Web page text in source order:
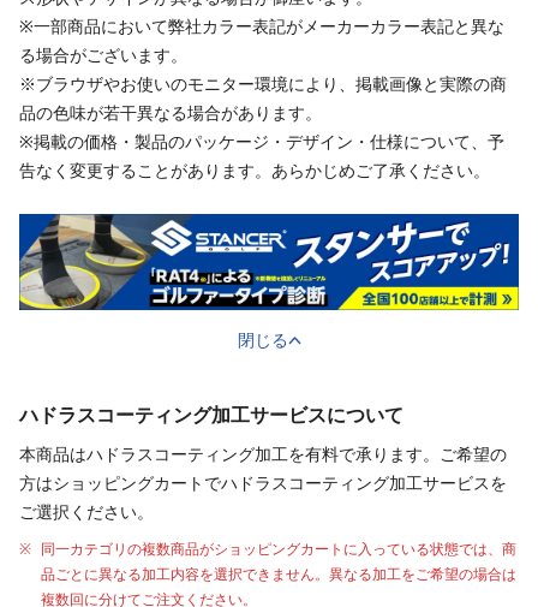
※一部商品において弊社カラー表記がメーカーカラー表記と異な
る場合がございます。
※ブラウザやお使いのモニター環境により、掲載画像と実際の商
品の色味が若干異なる場合があります。
※掲載の価格・製品のパッケージ・デザイン・仕様について、予
告なく変更することがあります。あらかじめご了承ください。
閉じる
ハドラスコーティング加工サービスについて
本商品はハドラスコーティング加工を有料で承ります。ご希望の
方はショッピングカートでハドラスコーティング加工サービスを
ご選択ください。
同一カテゴリの複数商品がショッピングカートに入っている状態では、商
品ごとに異なる加工内容を選択できません。異なる加工をご希望の場合は
複数回に分けてご注文ください。